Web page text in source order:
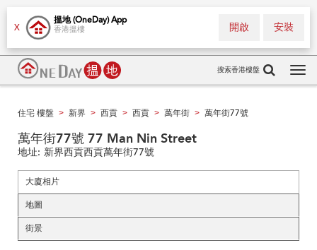
X
搵地 (OneDay) App
香港搵樓 安裝
開啟
搜索香港樓盤
住宅 樓盤 > 新界 > 西貢 > 西貢 > 萬年街 > 萬年街77號
萬年街77號 77 Man Nin Street
地址: 新界西貢西貢萬年街77號
大廈相片
地圖
街景